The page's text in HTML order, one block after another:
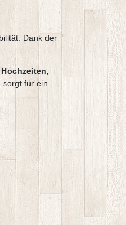
Dank der
Hochzeiten,
sorgt für ein